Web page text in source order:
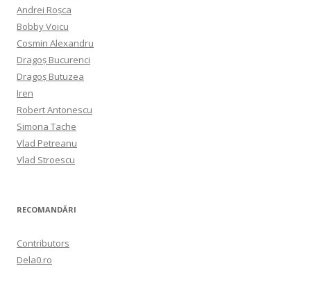
Andrei Roșca
Bobby Voicu
Cosmin Alexandru
Dragoș Bucurenci
Dragoș Butuzea
Iren
Robert Antonescu
Simona Tache
Vlad Petreanu
Vlad Stroescu
RECOMANDĂRI
Contributors
Dela0.ro